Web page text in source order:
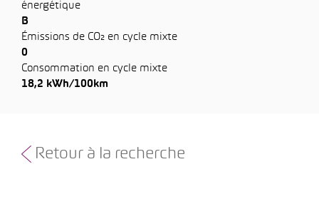
énergétique
B
Émissions de CO₂ en cycle mixte
0
Consommation en cycle mixte
18,2 kWh/100km
Retour à la recherche